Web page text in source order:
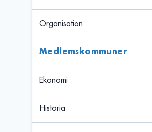
Organisation
Medlemskommuner
Ekonomi
Historia